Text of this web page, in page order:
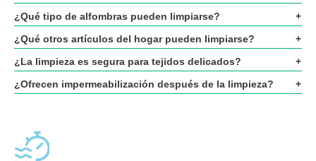
¿Qué tipo de alfombras pueden limpiarse?
¿Qué otros artículos del hogar pueden limpiarse?
¿La limpieza es segura para tejidos delicados?
¿Ofrecen impermeabilización después de la limpieza?